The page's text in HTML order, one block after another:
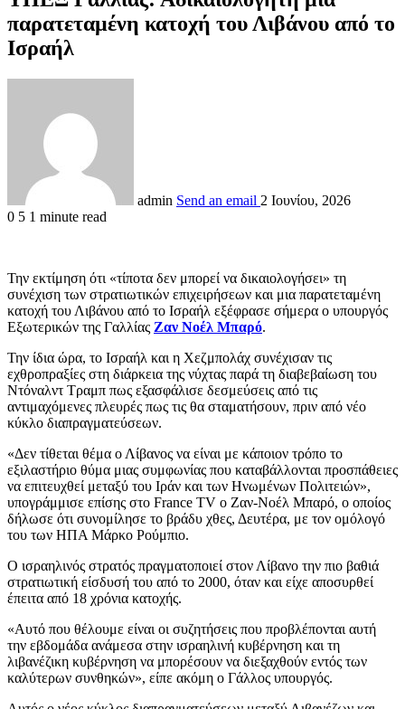
παρατεταμένη κατοχή του Λιβάνου από το
Ισραήλ
admin Send an email 2 Ιουνίου, 2026
0 5 1 minute read
Την εκτίμηση ότι «τίποτα δεν μπορεί να δικαιολογήσει» τη
συνέχιση των στρατιωτικών επιχειρήσεων και μια παρατεταμένη
κατοχή του Λιβάνου από το Ισραήλ εξέφρασε σήμερα ο υπουργός
Εξωτερικών της Γαλλίας Ζαν Νοέλ Μπαρό.
Την ίδια ώρα, το Ισραήλ και η Χεζμπολάχ συνέχισαν τις
εχθροπραξίες στη διάρκεια της νύχτας παρά τη διαβεβαίωση του
Ντόναλντ Τραμπ πως εξασφάλισε δεσμεύσεις από τις
αντιμαχόμενες πλευρές πως τις θα σταματήσουν, πριν από νέο
κύκλο διαπραγματεύσεων.
«Δεν τίθεται θέμα ο Λίβανος να είναι με κάποιον τρόπο το
εξιλαστήριο θύμα μιας συμφωνίας που καταβάλλονται προσπάθειες
να επιτευχθεί μεταξύ του Ιράν και των Ηνωμένων Πολιτειών»,
υπογράμμισε επίσης στο France TV ο Ζαν-Νοέλ Μπαρό, ο οποίος
δήλωσε ότι συνομίλησε το βράδυ χθες, Δευτέρα, με τον ομόλογό
του των ΗΠΑ Μάρκο Ρούμπιο.
Ο ισραηλινός στρατός πραγματοποιεί στον Λίβανο την πιο βαθιά
στρατιωτική είσδυσή του από το 2000, όταν και είχε αποσυρθεί
έπειτα από 18 χρόνια κατοχής.
«Αυτό που θέλουμε είναι οι συζητήσεις που προβλέπονται αυτή
την εβδομάδα ανάμεσα στην ισραηλινή κυβέρνηση και τη
λιβανέζικη κυβέρνηση να μπορέσουν να διεξαχθούν εντός των
καλύτερων συνθηκών», είπε ακόμη ο Γάλλος υπουργός.